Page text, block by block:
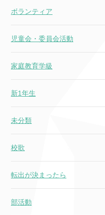
ボランティア
児童会・委員会活動
家庭教育学級
新1年生
未分類
校歌
転出が決まったら
部活動